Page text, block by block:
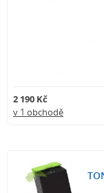
2 190 Kč
v 1 obchodě